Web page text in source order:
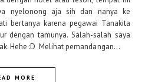
nyelonong aja sih dan nanya ke
bertanya karena pegawai Tanakita
dengan tamunya. Salah-salah saya
Hehe :D Melihat pemandangan...
MORE